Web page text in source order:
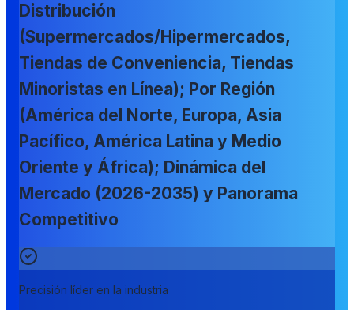
Distribución
(Supermercados/Hipermercados,
Tiendas de Conveniencia, Tiendas
Minoristas en Línea); Por Región
(América del Norte, Europa, Asia
Pacífico, América Latina y Medio
Oriente y África); Dinámica del
Mercado (2026-2035) y Panorama
Competitivo
Precisión líder en la industria